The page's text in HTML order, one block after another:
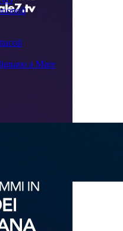
a Mare